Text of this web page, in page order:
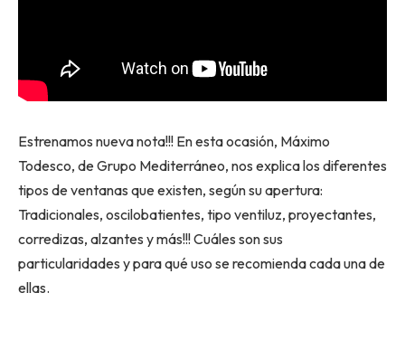
Estrenamos nueva nota!!! En esta ocasión, Máximo
Todesco, de Grupo Mediterráneo, nos explica los diferentes
tipos de ventanas que existen, según su apertura:
Tradicionales, oscilobatientes, tipo ventiluz, proyectantes,
corredizas, alzantes y más!!! Cuáles son sus
particularidades y para qué uso se recomienda cada una de
ellas.